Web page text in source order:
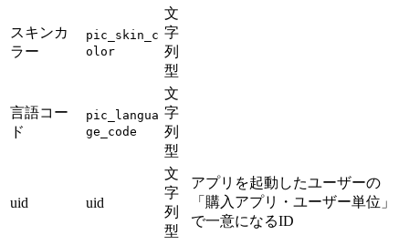
スキンカ
ラー
pic_skin_c
olor
文
字
列
型
言語コー
ド
pic_langua
ge_code
文
字
列
型
uid uid
文
字
列
型
アプリを起動したユーザーの
「購入アプリ・ユーザー単位」
で一意になるID